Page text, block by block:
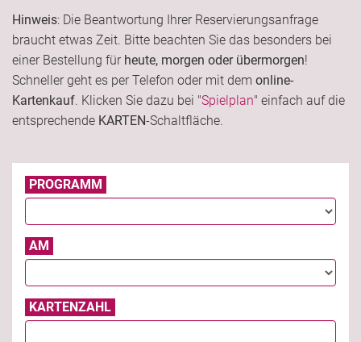
Hinweis: Die Beantwortung Ihrer Reservierungsanfrage
braucht etwas Zeit. Bitte beachten Sie das besonders bei
einer Bestellung für heute, morgen oder übermorgen!
Schneller geht es per Telefon oder mit dem online-
Kartenkauf. Klicken Sie dazu bei "Spielplan" einfach auf die
entsprechende KARTEN-Schaltfläche.
PROGRAMM
AM
KARTENZAHL